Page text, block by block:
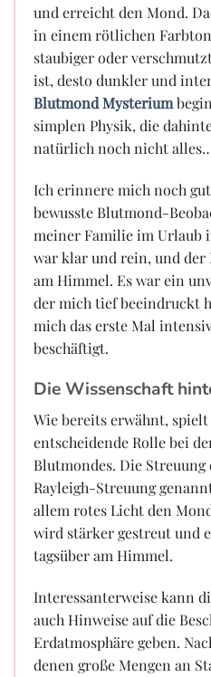
und erreicht den Mond.
in einem rötlichen
staubiger oder
ist, desto dunkler und
Blutmond Mysterium
simplen Physik, die
natürlich noch nicht
Ich erinnere mich noch
bewusste Blutmond-
meiner Familie im Urlaub
war klar und rein, und
am Himmel. Es war ein
der mich tief beeindruckt
mich das erste Mal
beschäftigt.
Die Wissenschaft
Wie bereits erwähnt,
entscheidende Rolle bei
Blutmondes. Die Streuung
Rayleigh-Streuung
allem rotes Licht den
wird stärker gestreut und
tagsüber am Himmel.
Interessanterweise kann
auch Hinweise auf die
Erdatmosphäre geben.
denen große Mengen an